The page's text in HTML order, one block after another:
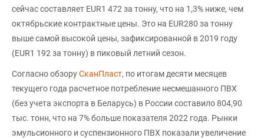
сейчас составляет EUR1 472 за тонну, что на 1,3% ниже, чем
октябрьские контрактные цены. Это на EUR280 за тонну
выше самой высокой цены, зафиксированной в 2019 году
(EUR1 192 за тонну) в пиковый летний сезон.
Согласно обзоруСканПласт, по итогам десяти месяцев
текущего года расчетное потребление несмешанного ПВХ
(без учета экспорта в Беларусь) в России составило 804,90
тыс. тонн, что на 7% больше показателя 2022 года. Рынки
эмульсионного и суспензионного ПВХ показали увеличение